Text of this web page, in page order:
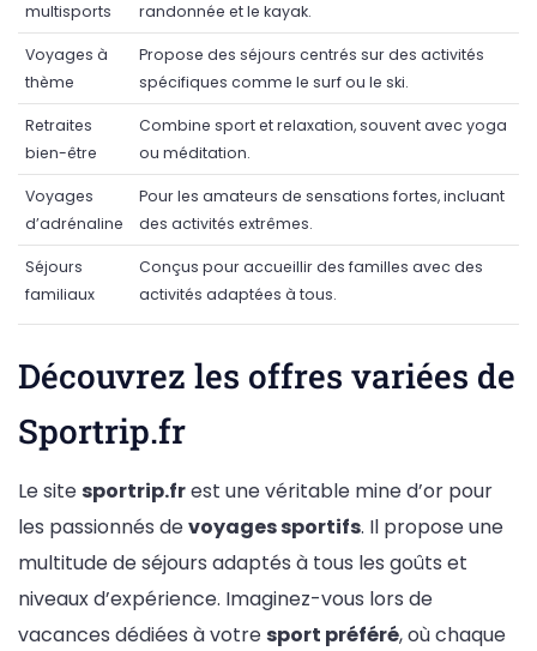
multisports
randonnée et le kayak.
Voyages à
thème
Propose des séjours centrés sur des activités
spécifiques comme le surf ou le ski.
Retraites
bien-être
Combine sport et relaxation, souvent avec yoga
ou méditation.
Voyages
d’adrénaline
Pour les amateurs de sensations fortes, incluant
des activités extrêmes.
Séjours
familiaux
Conçus pour accueillir des familles avec des
activités adaptées à tous.
Découvrez les offres variées de
Sportrip.fr
Le site sportrip.frest une véritable mine d’or pour
les passionnés devoyages sportifs. Il propose une
multitude de séjours adaptés à tous les goûts et
niveaux d’expérience. Imaginez-vous lors de
vacances dédiées à votre sport préféré, où chaque